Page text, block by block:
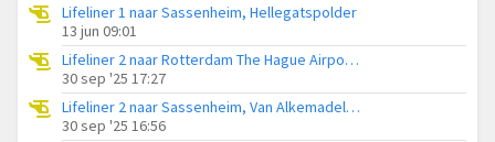
Lifeliner 1 naar Sassenheim, Hellegatspolder
13 jun 09:01
Lifeliner 2 naar Rotterdam The Hague Airport, Kooisloot
30 sep '25 17:27
Lifeliner 2 naar Sassenheim, Van Alkemadelaan
30 sep '25 16:56